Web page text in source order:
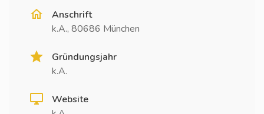
Anschrift
k.A., 80686 München
Gründungsjahr
k.A.
Website